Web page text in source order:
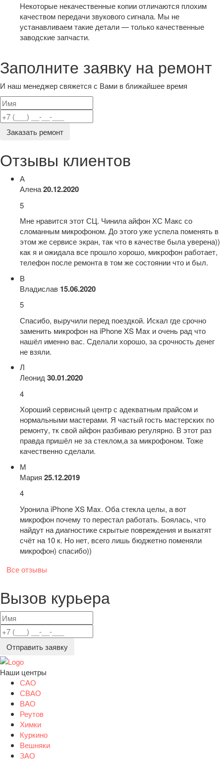
Некоторые некачественные копии отличаются плохим
качеством передачи звукового сигнала. Мы не
устанавливаем такие детали — только качественные
заводские запчасти.
Заполните заявку на ремонт
И наш менеджер свяжется с Вами в ближайшее время
Заказать ремонт
Отзывы клиентов
А
Алена20.12.2020
5
Мне нравится этот СЦ. Чинила айфон ХС Макс со
сломанным микрофоном. До этого уже успела поменять в
этом же сервисе экран, так что в качестве была уверена))
как я и ожидала все прошло хорошо, микрофон работает,
телефон после ремонта в том же состоянии что и был.
В
Владислав 15.06.2020
5
Спасибо, выручили перед поездкой. Искал где срочно
заменить микрофон на iPhone XS Max и очень рад что
нашёл именно вас. Сделали хорошо, за срочность денег
не взяли.
Л
Леонид 30.01.2020
4
Хороший сервисный центр с адекватным прайсом и
нормальными мастерами. Я частый гость мастерских по
ремонту, тк свой айфон разбиваю регулярно. В этот раз
правда пришёл не за стеклом,а за микрофоном. Тоже
качественно сделали.
М
Мария 25.12.2019
4
Уронила iPhone XS Max. Оба стекла целы, а вот
микрофон почему то перестал работать. Боялась, что
найдут на диагностике скрытые повреждения и выкатят
счёт на 10 к. Но нет, всего лишь бюджетно поменяли
микрофон) спасибо))
Все отзывы
Вызов курьера
Отправить заявку
Наши центры
САО
СВАО
ВАО
Реутов
Химки
Куркино
Вешняки
ЗАО